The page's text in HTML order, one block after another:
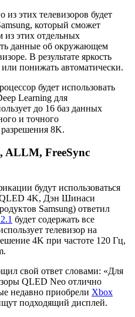
этих телевизоров будет
который сможет
из этих отдельных
данные об окружающем
В результате яркость
понижать автоматически.
будет использовать
Learning для
до 16 баз данных
и точного
8K.
ALLM, FreeSync
будут использоваться
QLED 4K, Дэн Шинаси
Samsung) ответил
будет содержать все
телевизор на
4K при частоте 120 Гц,
свой ответ словами: «Для
QLED Neo отлично
недавно приобрели Xbox
подходящий дисплей.